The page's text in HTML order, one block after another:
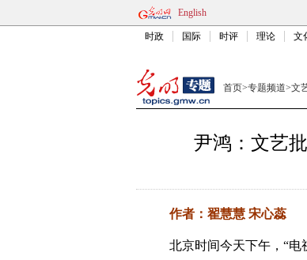
English
时政 国际 时评 理论 文
首页>专题频道>文
尹鸿：文艺
作者：翟慧慧 宋心蕊
北京时间今天下午，“电